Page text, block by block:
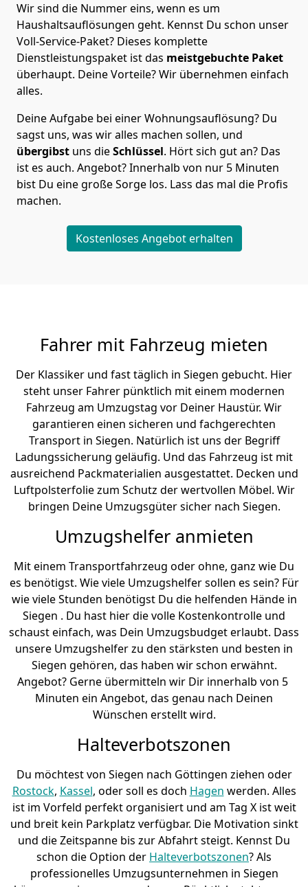
Wir sind die Nummer eins, wenn es um
Haushaltsauflösungen geht. Kennst Du schon unser
Voll-Service-Paket? Dieses komplette
Dienstleistungspaket ist das meistgebuchte Paket
überhaupt. Deine Vorteile? Wir übernehmen einfach
alles.
Deine Aufgabe bei einer Wohnungsauflösung? Du
sagst uns, was wir alles machen sollen, und
übergibst uns dieSchlüssel. Hört sich gut an? Das
ist es auch. Angebot? Innerhalb von nur 5 Minuten
bist Du eine große Sorge los. Lass das mal die Profis
machen.
Kostenloses Angebot erhalten
Fahrer mit Fahrzeug mieten
Der Klassiker und fast täglich in Siegen gebucht. Hier
steht unser Fahrer pünktlich mit einem modernen
Fahrzeug am Umzugstag vor Deiner Haustür. Wir
garantieren einen sicheren und fachgerechten
Transport in Siegen. Natürlich ist uns der Begriff
Ladungssicherung geläufig. Und das Fahrzeug ist mit
ausreichend Packmaterialien ausgestattet. Decken und
Luftpolsterfolie zum Schutz der wertvollen Möbel. Wir
bringen Deine Umzugsgüter sicher nach Siegen.
Umzugshelfer anmieten
Mit einem Transportfahrzeug oder ohne, ganz wie Du
es benötigst. Wie viele Umzugshelfer sollen es sein? Für
wie viele Stunden benötigst Du die helfenden Hände in
Siegen . Du hast hier die volle Kostenkontrolle und
schaust einfach, was Dein Umzugsbudget erlaubt. Dass
unsere Umzugshelfer zu den stärksten und besten in
Siegen gehören, das haben wir schon erwähnt.
Angebot? Gerne übermitteln wir Dir innerhalb von 5
Minuten ein Angebot, das genau nach Deinen
Wünschen erstellt wird.
Halteverbotszonen
Du möchtest von Siegen nach Göttingen ziehen oder
Rostock, Kassel, oder soll es doch Hagen werden. Alles
ist im Vorfeld perfekt organisiert und am Tag X ist weit
und breit kein Parkplatz verfügbar. Die Motivation sinkt
und die Zeitspanne bis zur Abfahrt steigt. Kennst Du
schon die Option der Halteverbotszonen? Als
professionelles Umzugsunternehmen in Siegen